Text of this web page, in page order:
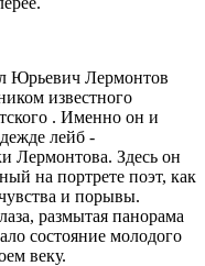
Юрьевич Лермонтов
известного
. Именно он и
лейб -
Лермонтова. Здесь он
на портрете поэт, как
и порывы.
размытая панорама
состояние молодого
веку.